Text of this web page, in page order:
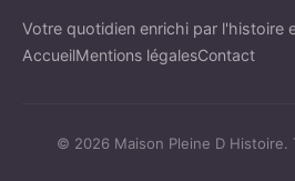
Votre quotidien enrichi par l'histoire
AccueilMentions légalesContact
© 2026 Maison Pleine D Histoire.